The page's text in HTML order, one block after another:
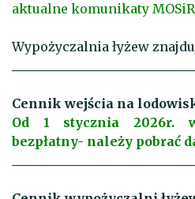
aktualne komunikaty
Wypożyczalnia łyżew
Cennik wejścia na
Od 1 stycznia 2026r.
bezpłatny- należy pobrać